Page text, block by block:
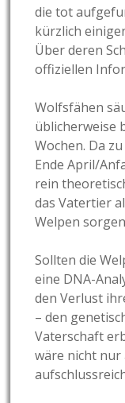
die tot
kürzlich
Über deren
offiziellen
Wolfsfähen
üblicherweise
Wochen. Da
Ende April/
rein
das Vatertier
Welpen
Sollten die
eine DNA-
den Verlust
– den
Vaterschaft
wäre nicht nur